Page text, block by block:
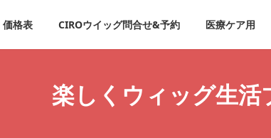
価格表 CIROウイッグ問合せ&予約 医療ケア用
楽しくウィッグ生活